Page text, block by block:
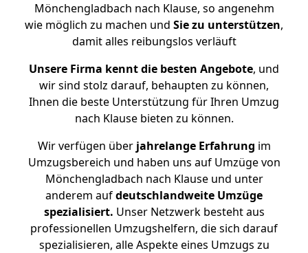
Mönchengladbach nach Klause, so angenehm
wie möglich zu machen und Sie zu unterstützen,
damit alles reibungslos verläuft
Unsere Firma kennt die besten Angebote, und
wir sind stolz darauf, behaupten zu können,
Ihnen die beste Unterstützung für Ihren Umzug
nach Klause bieten zu können.
Wir verfügen überjahrelange Erfahrung im
Umzugsbereich und haben uns auf Umzüge von
Mönchengladbach nach Klause und unter
anderem aufdeutschlandweite Umzüge
spezialisiert. Unser Netzwerk besteht aus
professionellen Umzugshelfern, die sich darauf
spezialisieren, alle Aspekte eines Umzugs zu